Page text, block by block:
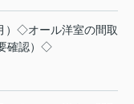
）◇オール洋室の間取
確認）◇